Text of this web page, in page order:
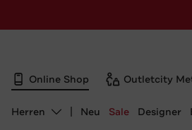
Online Shop Outletcity
Abteilung ändern, ausgewählt:
Herren Neu Sale Designer